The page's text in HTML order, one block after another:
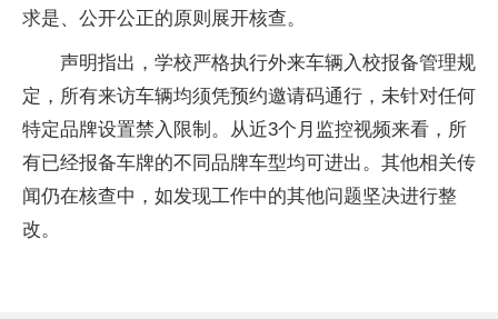
求是、公开公正的原则展开核查。
声明指出，学校严格执行外来车辆入校报备管理规
定，所有来访车辆均须凭预约邀请码通行，未针对任何
特定品牌设置禁入限制。从近3个月监控视频来看，所
有已经报备车牌的不同品牌车型均可进出。其他相关传
闻仍在核查中，如发现工作中的其他问题坚决进行整
改。